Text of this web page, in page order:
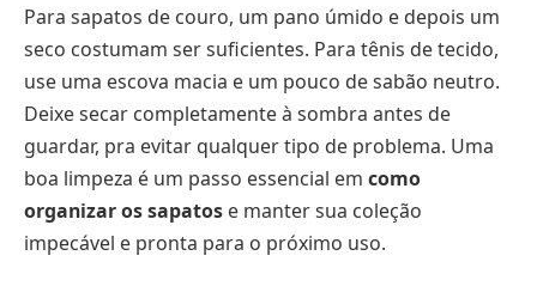
Para sapatos de couro, um pano úmido e depois um
seco costumam ser suficientes. Para tênis de tecido,
use uma escova macia e um pouco de sabão neutro.
Deixe secar completamente à sombra antes de
guardar, pra evitar qualquer tipo de problema. Uma
boa limpeza é um passo essencial em como
organizar os sapatos e manter sua coleção
impecável e pronta para o próximo uso.